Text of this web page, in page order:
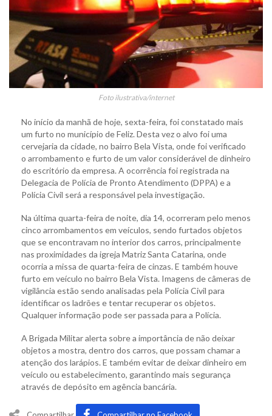
Foto ilustrativa/internet
No início da manhã de hoje, sexta-feira, foi constatado mais
um furto no município de Feliz. Desta vez o alvo foi uma
cervejaria da cidade, no bairro Bela Vista, onde foi verificado
o arrombamento e furto de um valor considerável de dinheiro
do escritório da empresa. A ocorrência foi registrada na
Delegacia de Polícia de Pronto Atendimento (DPPA) e a
Polícia Civil será a responsável pela investigação.
Na última quarta-feira de noite, dia 14, ocorreram pelo menos
cinco arrombamentos em veículos, sendo furtados objetos
que se encontravam no interior dos carros, principalmente
nas proximidades da igreja Matriz Santa Catarina, onde
ocorria a missa de quarta-feira de cinzas. E também houve
furto em veículo no bairro Bela Vista. Imagens de câmeras de
vigilância estão sendo analisadas pela Polícia Civil para
identificar os ladrões e tentar recuperar os objetos.
Qualquer informação pode ser passada para a Polícia.
A Brigada Militar alerta sobre a importância de não deixar
objetos a mostra, dentro dos carros, que possam chamar a
atenção dos larápios. E também evitar de deixar dinheiro em
veículo ou estabelecimento, garantindo mais segurança
através de depósito em agência bancária.